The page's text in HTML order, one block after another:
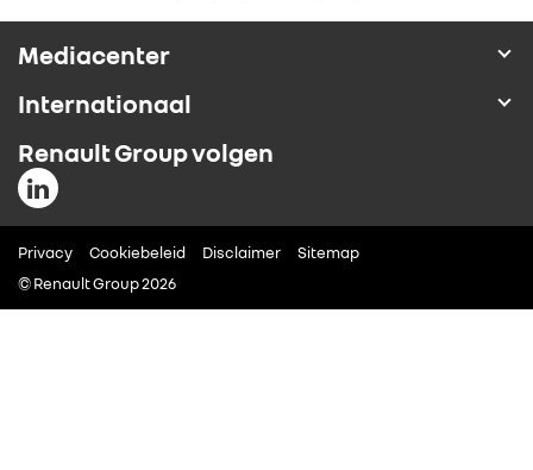
Mediacenter
Internationaal
Renault Group volgen
Privacy Cookiebeleid Disclaimer
Sitemap
© Renault Group 2026